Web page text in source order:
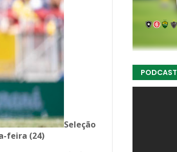
Seleção
feira (24)